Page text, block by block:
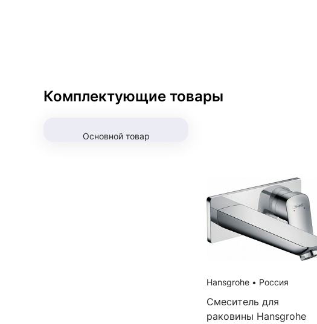
Комплектующие товары
Основной товар
Hansgrohe • Россия
Смеситель для
раковины Hansgrohe